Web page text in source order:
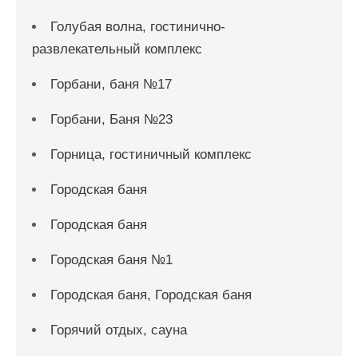
Голубая волна, гостинично-
развлекательный комплекс
Горбани, баня №17
Горбани, Баня №23
Горница, гостиничный комплекс
Городская баня
Городская баня
Городская баня №1
Городская баня, Городская баня
Горячий отдых, сауна